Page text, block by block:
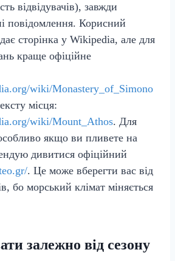
відвідувачів), завжди
повідомлення. Корисний
сторінка у Wikipedia, але для
краще офіційне
wiki/Monastery_of_Simono
місця:
wiki/Mount_Athos. Для
якщо ви пливете на
дивитися офіційний
. Це може вберегти вас від
бо морський клімат міняється
залежно від сезону